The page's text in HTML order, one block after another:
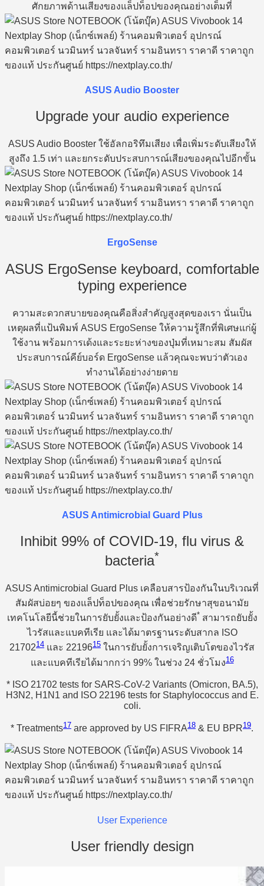
ศักยภาพด้านเสียงของแล็ปท็อปของคุณอย่างเต็มที่
ASUS Audio Booster
Upgrade your audio experience
ASUS Audio Booster ใช้อัลกอริทึมเสียง เพื่อเพิ่มระดับเสียงให้
สูงถึง 1.5 เท่า และยกระดับประสบการณ์เสียงของคุณไปอีกขั้น
ErgoSense
ASUS ErgoSense keyboard, comfortable
typing experience
ความสะดวกสบายของคุณคือสิ่งสำคัญสูงสุดของเรา นั่นเป็น
เหตุผลที่แป้นพิมพ์ ASUS ErgoSense ให้ความรู้สึกที่พิเศษแก่ผู้
ใช้งาน พร้อมการเด้งและระยะห่างของปุ่มที่เหมาะสม สัมผัส
ประสบการณ์คีย์บอร์ด ErgoSense แล้วคุณจะพบว่าตัวเอง
ทำงานได้อย่างง่ายดาย
ASUS Antimicrobial Guard Plus
Inhibit 99% of COVID-19, flu virus &
bacteria*
ASUS Antimicrobial Guard Plus เคลือบสารป้องกันในบริเวณที่
สัมผัสบ่อยๆ ของแล็ปท็อปของคุณ เพื่อช่วยรักษาสุขอนามัย
เทคโนโลยีนี้ช่วยในการยับยั้งและป้องกันอย่างดี* สามารถยับยั้ง
ไวรัสและแบคทีเรีย และได้มาตรฐานระดับสากล ISO
2170214 และ 2219615 ในการยับยั้งการเจริญเติบโตของไวรัส
และแบคทีเรียได้มากกว่า 99% ในช่วง 24 ชั่วโมง16
* ISO 21702 tests for SARS-CoV-2 Variants (Omicron, BA.5),
H3N2, H1N1 and ISO 22196 tests for Staphylococcus and E.
coli.
* Treatments17 are approved by US FIFRA18 & EU BPR19.
User Experience
User friendly design